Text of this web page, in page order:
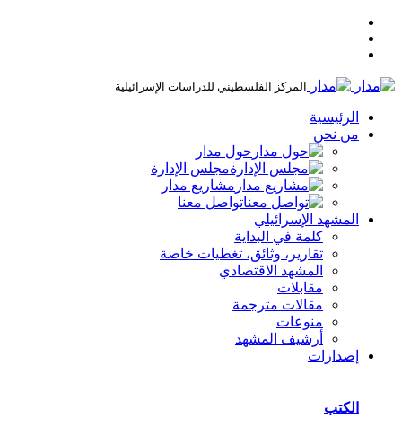
المركز الفلسطيني للدراسات الإسرائيلية
الرئيسية
من نحن
حول مدار
مجلس الإدارة
مشاريع مدار
تواصل معنا
المشهد الإسرائيلي
كلمة في البداية
تقارير، وثائق، تغطيات خاصة
المشهد الاقتصادي
مقابلات
مقالات مترجمة
منوعات
أرشيف المشهد
إصدارات
الكتب